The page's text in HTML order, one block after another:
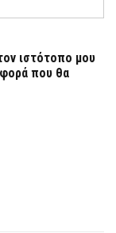
ιστότοπο μου
που θα